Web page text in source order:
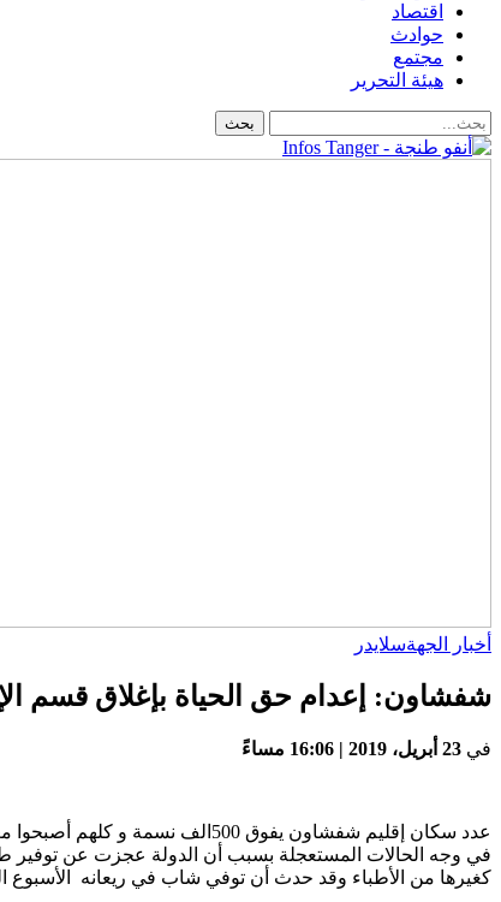
اقتصاد
حوادث
مجتمع
هيئة التحرير
أخبار الجهةسلايدر
شفشاون: إعدام حق الحياة بإغلاق قسم
في 23 أبريل، 2019 | 16:06 مساءً
عدد سكان إقليم شفشاون يفوق
في وجه الحالات المستعجلة بسبب أن الدولة عجزت عن توفير
كغيرها من الأطباء وقد حدث أن توفي شاب في ريعانه الأسبوع